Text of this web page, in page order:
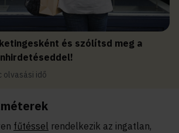
és szólítsd meg a
olvasási idő
fűtéssel rendelkezik az ingatlan,